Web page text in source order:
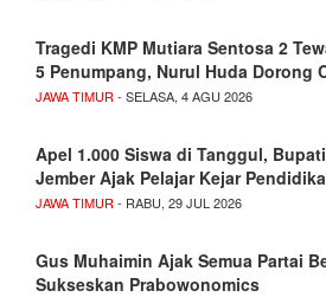
Tragedi KMP Mutiara Sentosa 2
5 Penumpang, Nurul Huda Dorong
JAWA TIMUR - SELASA, 4 AGU 2026
Apel 1.000 Siswa di Tanggul, Bupati
Jember Ajak Pelajar Kejar
JAWA TIMUR - RABU, 29 JUL 2026
Gus Muhaimin Ajak Semua Partai
Sukseskan Prabowonomics